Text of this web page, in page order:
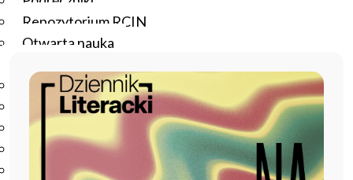
Repozytorium RCIN
Otwarta nauka
Studia podyplomowe
Szkolenia
Szkoła Doktorska Anthropos
Erasmus